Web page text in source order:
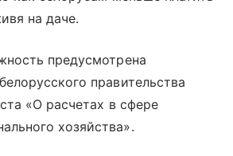
на даче.
предусмотрена
правительства
«О расчетах в сфере
хозяйства».